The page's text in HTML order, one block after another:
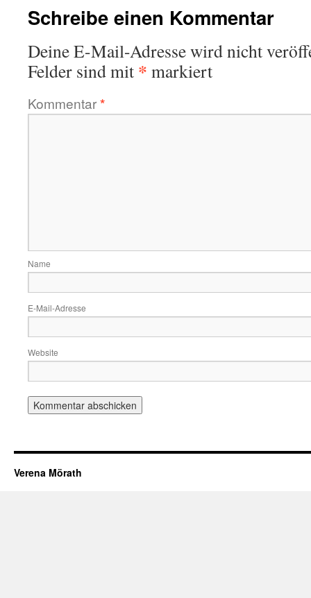
Schreibe einen Kommentar
Deine E-Mail-Adresse wird nicht
Felder sind mit * markiert
Kommentar*
Name
E-Mail-Adresse
Website
Verena Mörath